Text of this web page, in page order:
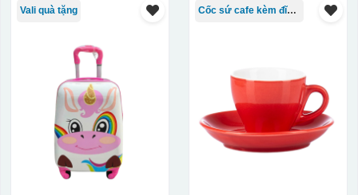
Vali quà tặng Cốc sứ cafe kèm đĩa Bát Tràng